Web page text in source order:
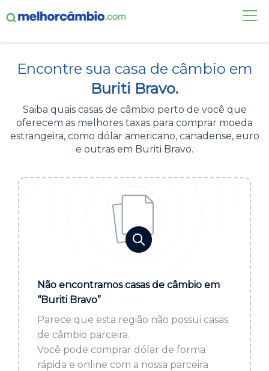
CASAS DE CÂMBIO
DÓLAR HOJE
ALERTA DE CÂMBIO
Acesse sua conta:
BROKER DE OFERTAS
ou cadastre-se se ainda não tem registro:
Encontre sua casa de câmbio em
Buriti Bravo.
Saiba quais casas de câmbio perto de você que
oferecem as melhores taxas para comprar moeda
estrangeira, como dólar americano, canadense, euro
e outras em Buriti Bravo.
Não encontramos casas de câmbio em
“Buriti Bravo”
Parece que esta região não possui casas
de câmbio parceira.
Você pode comprar dólar de forma
rápida e online com a nossa parceira